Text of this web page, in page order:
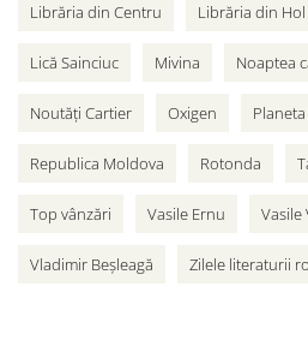
Librăria din Centru Librăria din Hol
Lică Sainciuc Mivina Noaptea
Noutăți Cartier Oxigen
Republica Moldova Rotonda
Top vânzări Vasile Ernu Vasile
Vladimir Beșleagă Zilele literaturii